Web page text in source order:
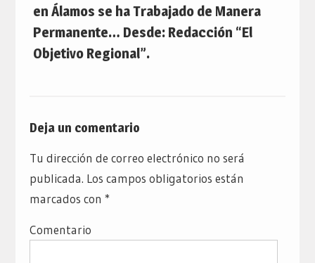
en Álamos se ha Trabajado de Manera
Permanente… Desde: Redacción “El
Objetivo Regional”.
Deja un comentario
Tu dirección de correo electrónico no será
publicada. Los campos obligatorios están
marcados con *
Comentario